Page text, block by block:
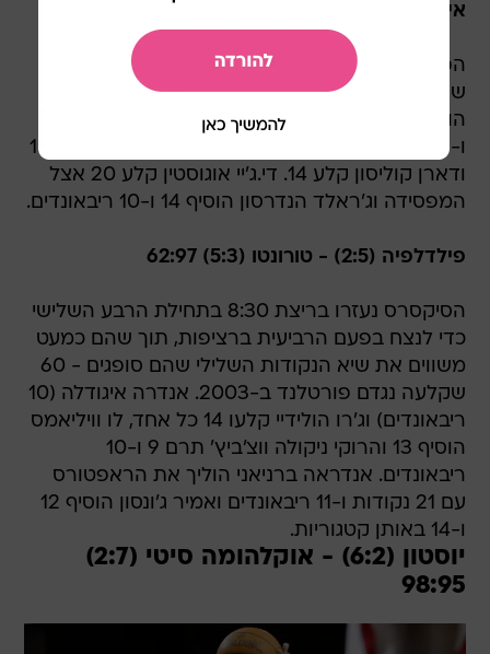
אינדיאנה (2:6) - שארלוט (6:2) 77:99
הפייסרס ממשיכים לדהור, הפעם בזכות ניצחון קל
שהושג הודות ל-28:56 במחצית השנייה. רוי היברט
ו-8 ריבאונדים. טיילר הנסבורו עלה מהספסל וקלע 15
ודארן קוליסון קלע 14. די.ג'יי אוגוסטין קלע 20 אצל
המפסידה וג'ראלד הנדרסון הוסיף 14 ו-10 ריבאונדים.
פילדלפיה (2:5) - טורונטו (5:3) 62:97
הסיקסרס נעזרו בריצת 8:30 בתחילת הרבע השלישי
כדי לנצח בפעם הרביעית ברציפות, תוך שהם כמעט
משווים את שיא הנקודות השלילי שהם סופגים - 60
שקלעה נגדם פורטלנד ב-2003. אנדרה איגודלה (10
ריבאונדים) וג'רו הולידיי קלעו 14 כל אחד, לו וויליאמס
הוסיף 13 והרוקי ניקולה ווצ'ביץ' תרם 9 ו-10
ריבאונדים. אנדראה ברניאני הוליך את הראפטורס
עם 21 נקודות ו-11 ריבאונדים ואמיר ג'ונסון הוסיף 12
ו-14 באותן קטגוריות.
יוסטון (6:2) - אוקלהומה סיטי (2:7)
98:95